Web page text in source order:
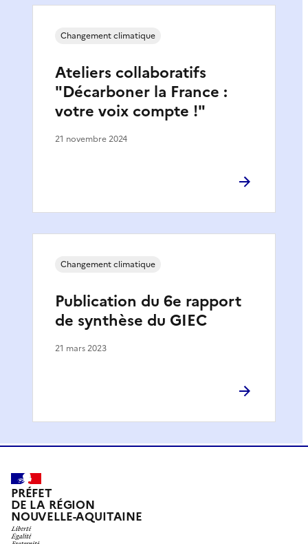
Ateliers collaboratifs
"Décarboner la France :
votre voix compte !"
Changement climatique
21 novembre 2024
Publication du 6e rapport
de synthèse du GIEC
Changement climatique
21 mars 2023
PRÉFET
DE LA RÉGION
NOUVELLE-AQUITAINE